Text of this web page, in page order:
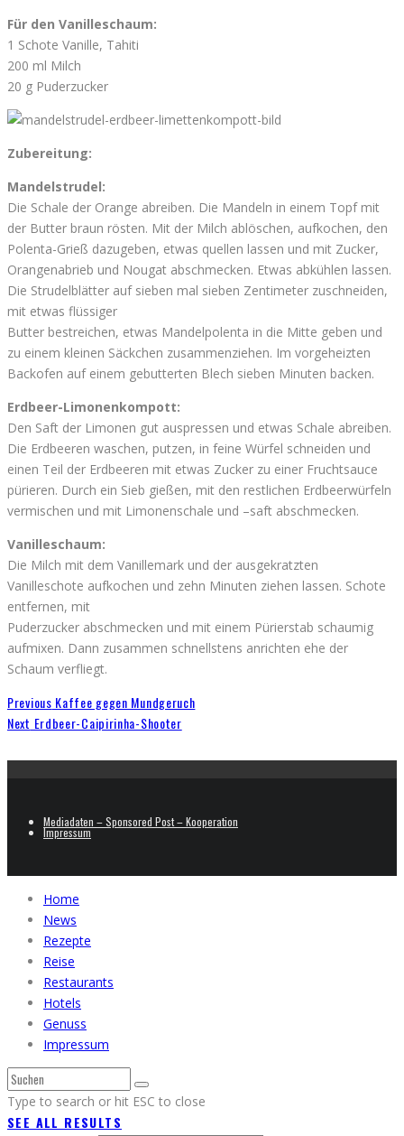
Für den Vanilleschaum:
1 Schote Vanille, Tahiti
200 ml Milch
20 g Puderzucker
Zubereitung:
Mandelstrudel:
Die Schale der Orange abreiben. Die Mandeln in einem Topf mit
der Butter braun rösten. Mit der Milch ablöschen, aufkochen, den
Polenta-Grieß dazugeben, etwas quellen lassen und mit Zucker,
Orangenabrieb und Nougat abschmecken. Etwas abkühlen lassen.
Die Strudelblätter auf sieben mal sieben Zentimeter zuschneiden,
mit etwas flüssiger
Butter bestreichen, etwas Mandelpolenta in die Mitte geben und
zu einem kleinen Säckchen zusammenziehen. Im vorgeheizten
Backofen auf einem gebutterten Blech sieben Minuten backen.
Erdbeer-Limonenkompott:
Den Saft der Limonen gut auspressen und etwas Schale abreiben.
Die Erdbeeren waschen, putzen, in feine Würfel schneiden und
einen Teil der Erdbeeren mit etwas Zucker zu einer Fruchtsauce
pürieren. Durch ein Sieb gießen, mit den restlichen Erdbeerwürfeln
vermischen und mit Limonenschale und –saft abschmecken.
Vanilleschaum:
Die Milch mit dem Vanillemark und der ausgekratzten
Vanilleschote aufkochen und zehn Minuten ziehen lassen. Schote
entfernen, mit
Puderzucker abschmecken und mit einem Pürierstab schaumig
aufmixen. Dann zusammen schnellstens anrichten ehe der
Schaum verfliegt.
Previous Kaffee gegen Mundgeruch
Next Erdbeer-Caipirinha-Shooter
Mediadaten – Sponsored Post – Kooperation
Impressum
Home
News
Rezepte
Reise
Restaurants
Hotels
Genuss
Impressum
Type to search or hit ESC to close
SEE ALL RESULTS